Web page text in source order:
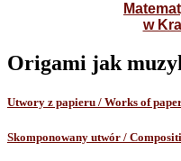
w
Origami jak
Utwory z papieru / Works of
Skomponowany utwór /